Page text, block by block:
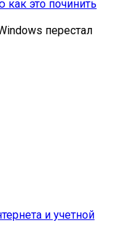
это починить
перестал
и учетной